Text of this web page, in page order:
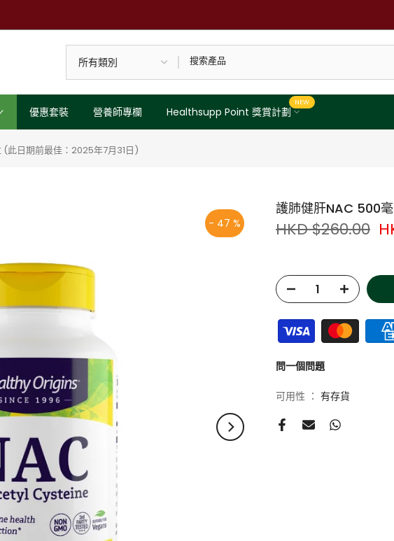
優惠套裝 營養師專欄 Healthsupp Point 獎賞計劃
NEW
此日期前最佳：2025年7月31日)
- 47 %
護肺健肝NAC 500
HKD $260.00
NAC (N-Acetyl-L-
(Glutathione)* 的前身，
外，更特別有助鞏固肺部
NAC具有顯著的護肺功效
部不適，是現時疫境下歐
*「穀胱甘肽」是一種天然
身細胞及器官健康都極為重
服用方法
問一個問題
可用性 ： 有存貨